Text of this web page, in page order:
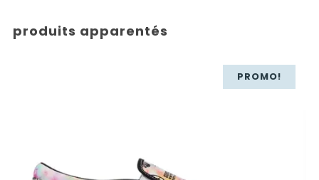
produits apparentés
PROMO!